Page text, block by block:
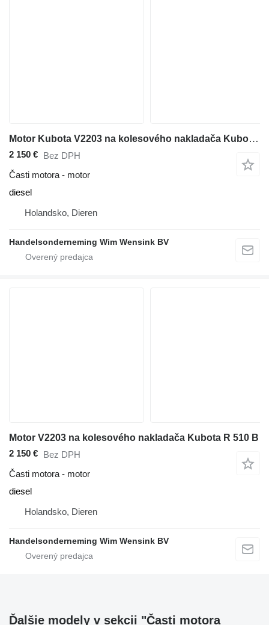
Motor Kubota V2203 na kolesového nakladača Kubota R 520
2 150 € Bez DPH
Časti motora - motor
diesel
Holandsko, Dieren
Handelsonderneming Wim Wensink BV
Motor V2203 na kolesového nakladača Kubota R 510 B
2 150 € Bez DPH
Časti motora - motor
diesel
Holandsko, Dieren
Handelsonderneming Wim Wensink BV
Ďalšie modely v sekcii "Časti motora